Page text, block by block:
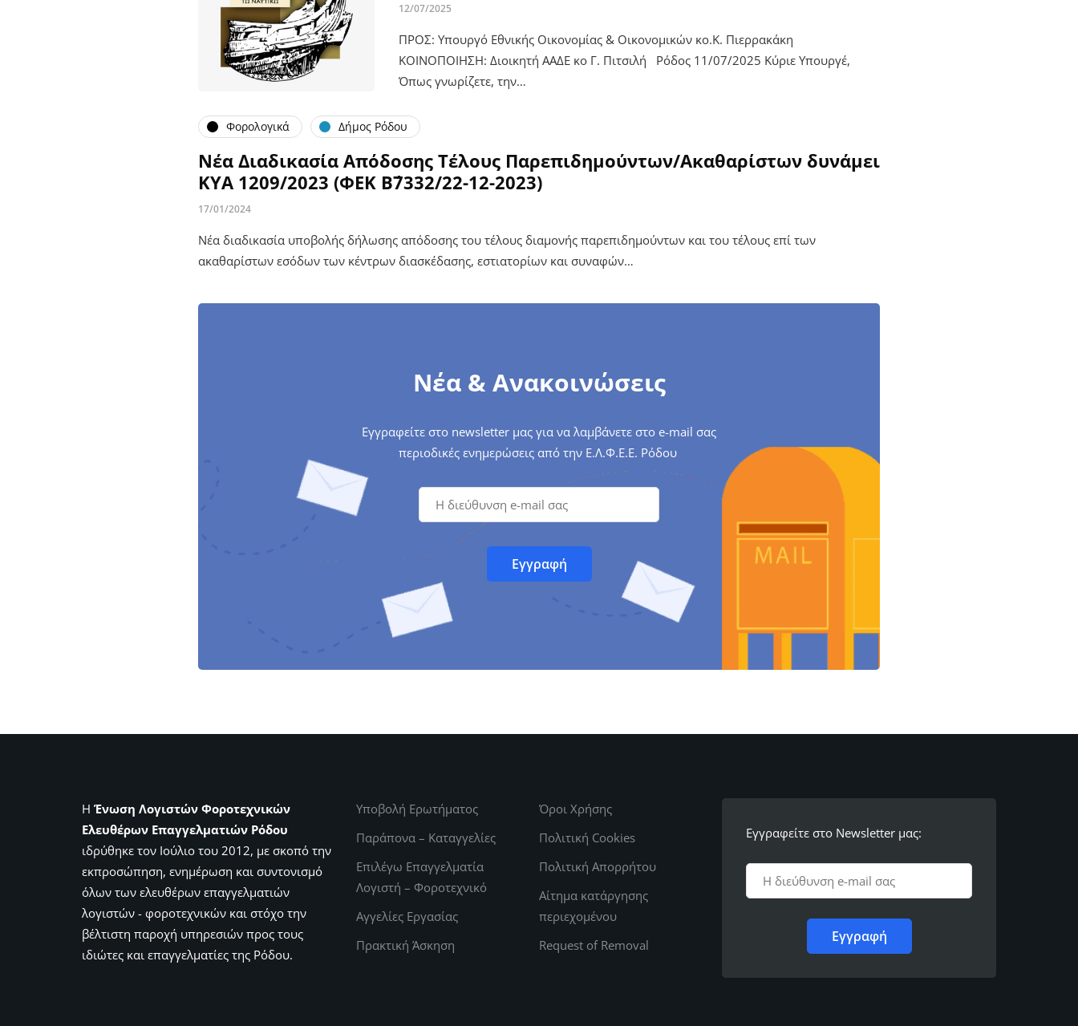
12/07/2025
ΠΡΟΣ: Υπουργό Εθνικής Οικονομίας & Οικονομικών κο.Κ. Πιερρακάκη
ΚΟΙΝΟΠΟΙΗΣΗ: Διοικητή ΑΑΔΕ κο Γ. Πιτσιλή Ρόδος 11/07/2025 Κύριε Υπουργέ,
Όπως γνωρίζετε, την…
Φορολογικά Δήμος Ρόδου
Νέα Διαδικασία Απόδοσης Τέλους Παρεπιδημούντων/Ακαθαρίστων δυνάμει
ΚΥΑ 1209/2023 (ΦΕΚ Β΄7332/22-12-2023)
17/01/2024
Νέα διαδικασία υποβολής δήλωσης απόδοσης του τέλους διαμονής παρεπιδημούντων και του τέλους επί των
ακαθαρίστων εσόδων των κέντρων διασκέδασης, εστιατορίων και συναφών…
Νέα & Ανακοινώσεις
Εγγραφείτε στο newsletter μας για να λαμβάνετε στο e-mail σας
περιοδικές ενημερώσεις από την Ε.Λ.Φ.Ε.Ε. Ρόδου
Η Ένωση Λογιστών Φοροτεχνικών
Ελευθέρων Επαγγελματιών Ρόδου
ιδρύθηκε τον Ιούλιο του 2012, με σκοπό την
εκπροσώπηση, ενημέρωση και συντονισμό
όλων των ελευθέρων επαγγελματιών
λογιστών - φοροτεχνικών και στόχο την
βέλτιστη παροχή υπηρεσιών προς τους
ιδιώτες και επαγγελματίες της Ρόδου.
Υποβολή Ερωτήματος
Παράπονα – Καταγγελίες
Επιλέγω Επαγγελματία
Λογιστή – Φοροτεχνικό
Αγγελίες Εργασίας
Πρακτική Άσκηση
Όροι Χρήσης
Πολιτική Cookies
Πολιτική Απορρήτου
Αίτημα κατάργησης
περιεχομένου
Request of Removal
Εγγραφείτε στο Newsletter μας: